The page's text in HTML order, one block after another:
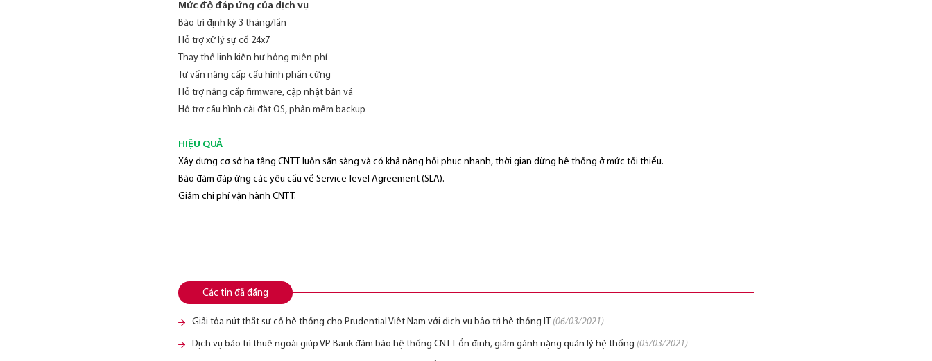
Mức độ đáp ứng của dịch vụ
Bảo trì định kỳ 3 tháng/lần
Hỗ trợ xử lý sự cố 24x7
Thay thế linh kiện hư hỏng miễn phí
Tư vấn nâng cấp cấu hình phần cứng
Hỗ trợ nâng cấp firmware, cập nhật bản vá
Hỗ trợ cấu hình cài đặt OS, phần mềm backup
HIỆU QUẢ
Xây dựng cơ sở hạ tầng CNTT luôn sẵn sàng và có khả năng hồi phục nhanh, thời gian dừng hệ thống ở mức tối thiểu.
Bảo đảm đáp ứng các yêu cầu về Service-level Agreement (SLA).
Giảm chi phí vận hành CNTT.
Các tin đã đăng
Giải tỏa nút thắt sự cố hệ thống cho Prudential Việt Nam với dịch vụ bảo trì hệ thống IT (06/03/2021)
Dịch vụ bảo trì thuê ngoài giúp VP Bank đảm bảo hệ thống CNTT ổn định, giảm gánh nặng quản lý hệ thống (05/03/2021)